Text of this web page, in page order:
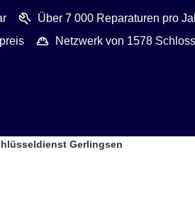
Über 7 000 Reparaturen pro
Netzwerk von 1578
Gerlingsen